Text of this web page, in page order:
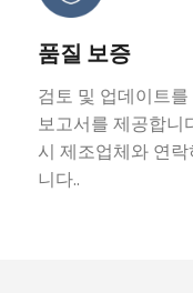
품질 보증
검토 및 업데이트
보고서를 제공합니
시 제조업체와 연
니다..